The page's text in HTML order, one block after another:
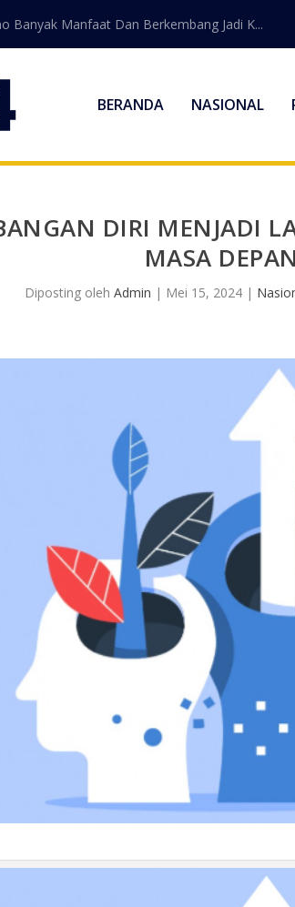
Banyak Manfaat Dan Berkembang Jadi K...
BERANDA NASIONAL
DIRI MENJADI
MASA DEPAN
Diposting oleh Admin | Mei 15, 2024|